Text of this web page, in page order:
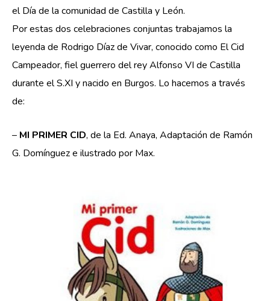
el Día de la comunidad de Castilla y León.
Por estas dos celebraciones conjuntas trabajamos la
leyenda de Rodrigo Díaz de Vivar, conocido como El Cid
Campeador, fiel guerrero del rey Alfonso VI de Castilla
durante el S.XI y nacido en Burgos. Lo hacemos a través
de:
– MI PRIMER CID, de la Ed. Anaya, Adaptación de Ramón
G. Domínguez e ilustrado por Max.